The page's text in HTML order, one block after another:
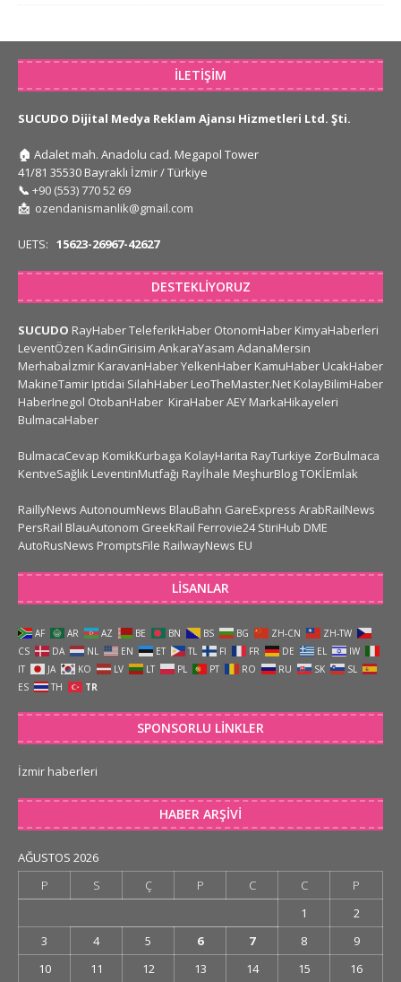
İLETIŞIM
SUCUDO Dijital Medya Reklam Ajansı Hizmetleri Ltd. Şti.
🏠 Adalet mah. Anadolu cad. Megapol Tower
41/81 35530 Bayraklı İzmir / Türkiye
📞 +90 (553) 770 52 69
📩 ozendanismanlik@gmail.com
UETS: 15623-26967-42627
DESTEKLIYORUZ
SUCUDO RayHaberTeleferikHaber OtonomHaber KimyaHaberleri
LeventÖzen KadinGirisim AnkaraYasam AdanaMersin
Merhabaİzmir KaravanHaberYelkenHaber KamuHaber UcakHaber
MakineTamir Iptidai SilahHaber LeoTheMaster.Net KolayBilimHaber
HaberInegol OtobanHaber KiraHaberAEY MarkaHikayeleri
BulmacaHaber
BulmacaCevap KomikKurbaga KolayHarita RayTurkiye ZorBulmaca
KentveSağlık LeventinMutfağı Rayİhale MeşhurBlogTOKİEmlak
RaillyNews AutonoumNews BlauBahn GareExpress ArabRailNews
PersRail BlauAutonom GreekRail Ferrovie24 StiriHub DME
AutoRusNews PromptsFile RailwayNews EU
LISANLAR
AF AR AZ BE BN BS BG ZH-CN
ZH-TW
CS
DA NL EN ET TL FI FR DE EL
IW
IT
JA KO LV LT PL PT RO RU SK
SL
ES
TH TR
SPONSORLU LINKLER
İzmir haberleri
HABER ARŞIVI
AĞUSTOS 2026
P
S Ç P C C
P
1
2
3
4 5 6 7 8
9
10
11 12 13 14 15 16